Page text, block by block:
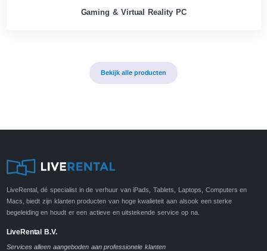
Gaming & Virtual Reality PC
Bekijk alle producten
LiveRental, dé specialist in de verhuur van iPads, Tablets, Laptops, Computers en
Macs, biedt zijn klanten producten van hoge kwalieteit aan alsook een sterke
begeleiding en houdt er een actieve en uitstekende service op na.
LiveRental B.V.
Services alleen aangeboden aan professionele klanten